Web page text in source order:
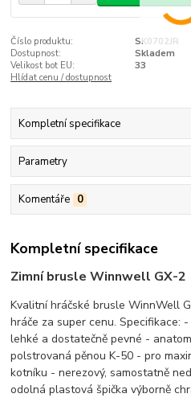
Číslo produktu:
SK0702JR
Dostupnost:
Skladem
Velikost bot EU:
33
Hlídat cenu / dostupnost
Kompletní specifikace
Parametry
Komentáře 0
Kompletní specifikace
Zimní brusle Winnwell GX-2
Kvalitní hráčské brusle WinnWell
hráče za super cenu. Specifikace:
lehké a dostatečně pevné -
polstrovaná pěnou K-50 - pro
kotníku - nerezový, samostatně
odolná plastová špička výborně